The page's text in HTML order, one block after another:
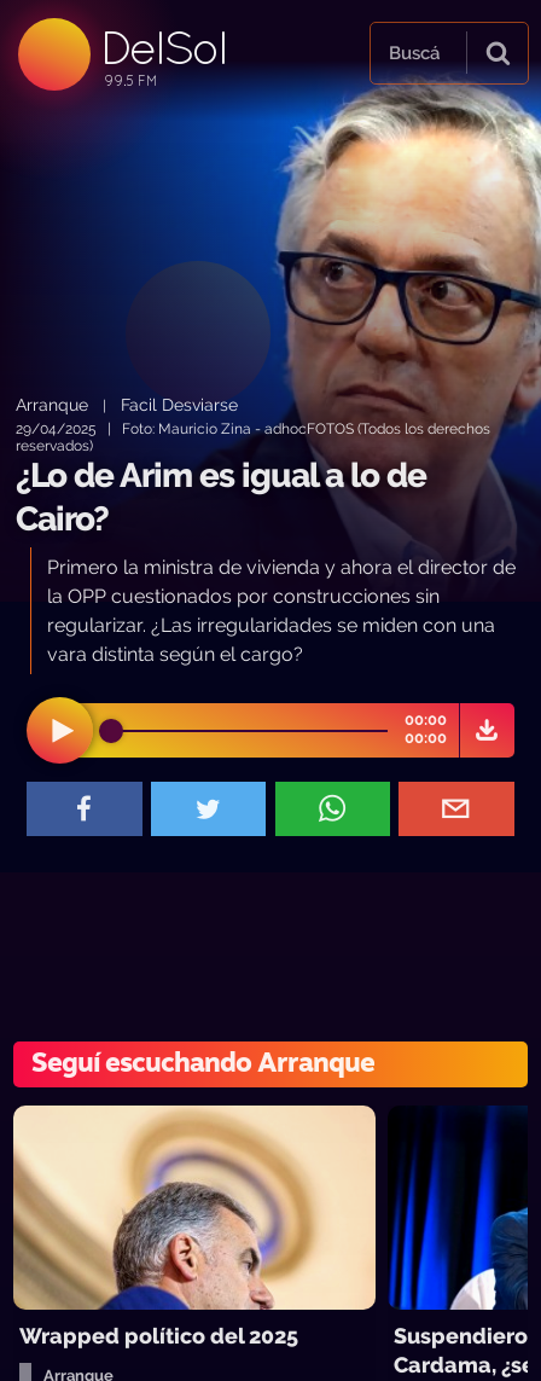
DelSol
99.5 FM
99.5 FM
99.5 FM
Buscá
Arranque Facil Desviarse
29/04/2025 | Foto: Mauricio Zina - adhocFOTOS (Todos los derechos
reservados)
¿Lo de Arim es igual a lo de
Cairo?
Primero la ministra de vivienda y ahora el director de
la OPP cuestionados por construcciones sin
regularizar. ¿Las irregularidades se miden con una
vara distinta según el cargo?
00:00
00:00
Seguí escuchando Arranque
Wrapped político del 2025
Arranque
Cardama,